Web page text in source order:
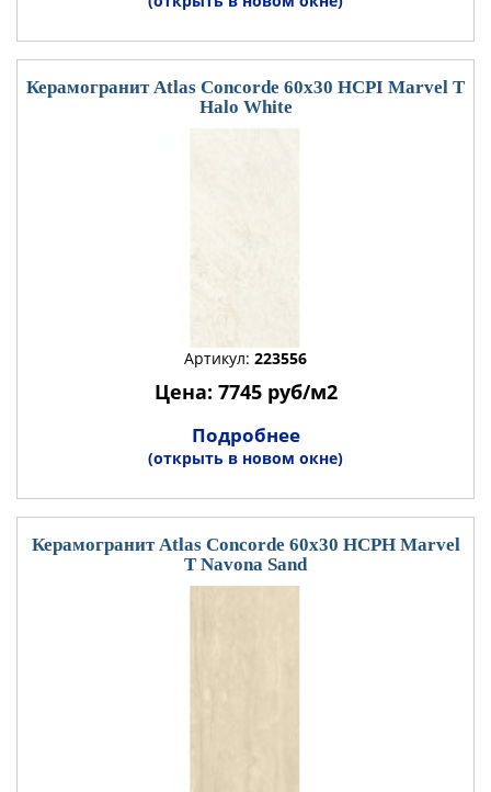
Керамогранит Atlas Concorde 60x30 HCPI Marvel T
Halo White
Артикул: 223556
Цена: 7745 руб/м2
Подробнее
(открыть в новом окне)
Керамогранит Atlas Concorde 60x30 HCPH Marvel
T Navona Sand